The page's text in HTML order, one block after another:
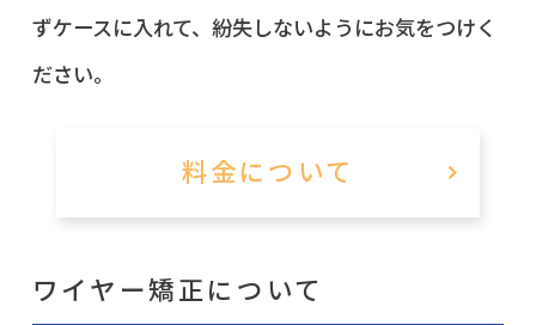
ずケースに入れて、紛失しないようにお気をつけく
ださい。
料金について
ワイヤー矯正について